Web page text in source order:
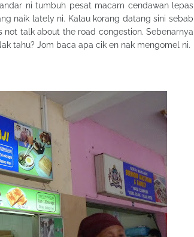
ni tumbuh pesat macam cendawan lepas
naik lately ni. Kalau korang datang sini sebab
talk about the road congestion. Sebenarnya
tahu? Jom baca apa cik en nak mengomel ni.